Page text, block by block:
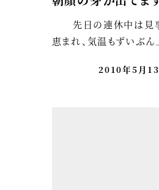
先日の連休中は見
恵まれ、気温もずいぶ
2010年5月